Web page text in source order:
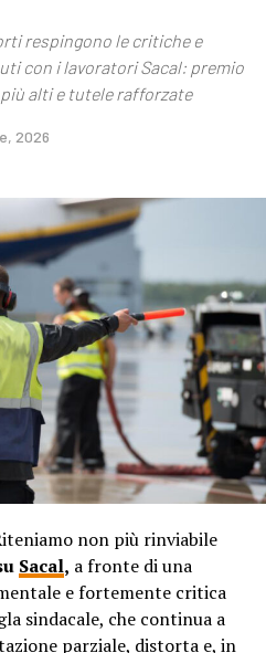
respingono le critiche e
con i lavoratori Sacal: premio
alti e tutele rafforzate
2026
non più rinviabile
Sacal, a fronte di una
e fortemente critica
sindacale, che continua a
parziale, distorta e, in